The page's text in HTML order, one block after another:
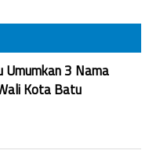
3 Nama
Kota Batu